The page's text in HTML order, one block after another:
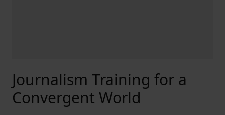
Journalism Training for a
Convergent World